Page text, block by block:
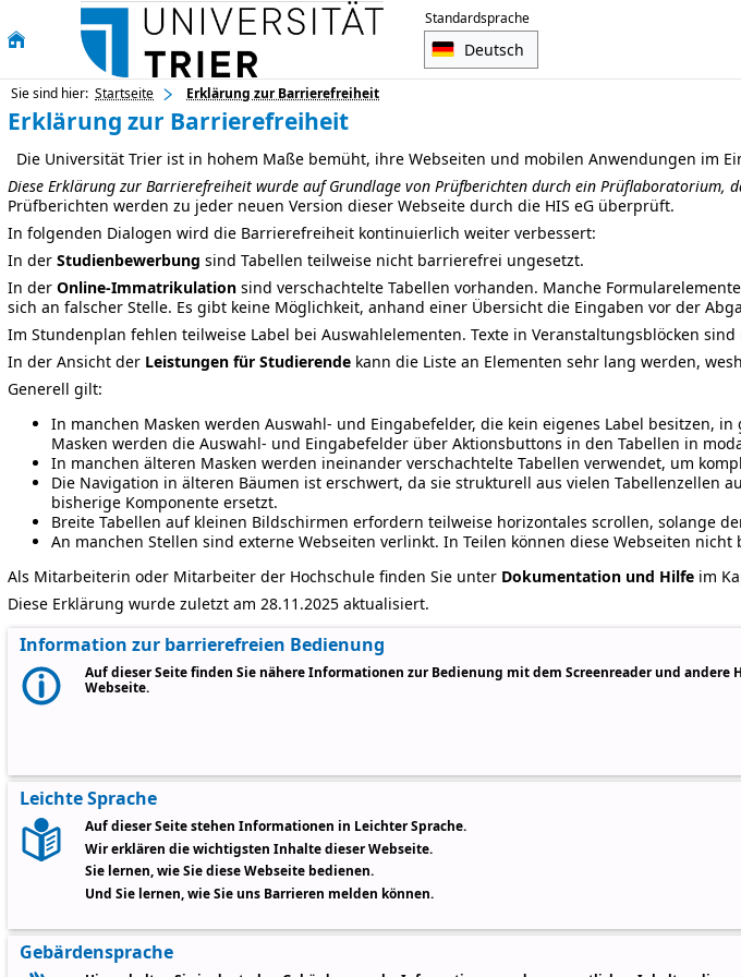
Standardsprache
Sie sind hier: Startseite Erklärung zur Barrierefreiheit
Erklärung zur Barrierefreiheit
Die Universität Trier ist in hohem Maße bemüht, ihre Webseiten und mobilen Anwendungen im
Diese Erklärung zur Barrierefreiheit wurde auf Grundlage von Prüfberichten durch ein Prüflaboratorium,
Prüfberichten werden zu jeder neuen Version dieser Webseite durch die HIS eG überprüft.
In folgenden Dialogen wird die Barrierefreiheit kontinuierlich weiter verbessert:
In der Studienbewerbung sind Tabellen teilweise nicht barrierefrei ungesetzt.
In der Online-Immatrikulation sind verschachtelte Tabellen vorhanden. Manche
sich an falscher Stelle. Es gibt keine Möglichkeit, anhand einer Übersicht die Eingaben vor der
Im Stundenplan fehlen teilweise Label bei Auswahlelementen. Texte in Veranstaltungsblöcken
In der Ansicht der Leistungen für Studierende kann die Liste an Elementen sehr lang werden,
Generell gilt:
In manchen Masken werden Auswahl- und Eingabefelder, die kein eigenes Label besitzen,
Masken werden die Auswahl- und Eingabefelder über Aktionsbuttons in den Tabellen in
In manchen älteren Masken werden ineinander verschachtelte Tabellen verwendet, um
Die Navigation in älteren Bäumen ist erschwert, da sie strukturell aus vielen Tabellenzellen
bisherige Komponente ersetzt.
Breite Tabellen auf kleinen Bildschirmen erfordern teilweise horizontales scrollen, solange
An manchen Stellen sind externe Webseiten verlinkt. In Teilen können diese Webseiten
Als Mitarbeiterin oder Mitarbeiter der Hochschule finden Sie unter Dokumentation und Hilfe im
Diese Erklärung wurde zuletzt am 28.11.2025 aktualisiert.
Information zur barrierefreien Bedienung
Auf dieser Seite finden Sie nähere Informationen zur Bedienung mit dem Screenreader und andere
Webseite.
Leichte Sprache
Auf dieser Seite stehen Informationen in Leichter Sprache.
Wir erklären die wichtigsten Inhalte dieser Webseite.
Sie lernen, wie Sie diese Webseite bedienen.
Und Sie lernen, wie Sie uns Barrieren melden können.
Gebärdensprache